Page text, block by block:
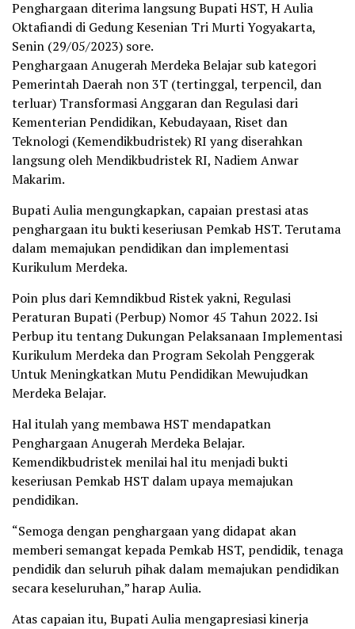
Penghargaan diterima langsung Bupati HST, H Aulia
Oktafiandi di Gedung Kesenian Tri Murti Yogyakarta,
Senin (29/05/2023) sore.
Penghargaan Anugerah Merdeka Belajar sub kategori
Pemerintah Daerah non 3T (tertinggal, terpencil, dan
terluar) Transformasi Anggaran dan Regulasi dari
Kementerian Pendidikan, Kebudayaan, Riset dan
Teknologi (Kemendikbudristek) RI yang diserahkan
langsung oleh Mendikbudristek RI, Nadiem Anwar
Makarim.
Bupati Aulia mengungkapkan, capaian prestasi atas
penghargaan itu bukti keseriusan Pemkab HST. Terutama
dalam memajukan pendidikan dan implementasi
Kurikulum Merdeka.
Poin plus dari Kemndikbud Ristek yakni, Regulasi
Peraturan Bupati (Perbup) Nomor 45 Tahun 2022. Isi
Perbup itu tentang Dukungan Pelaksanaan Implementasi
Kurikulum Merdeka dan Program Sekolah Penggerak
Untuk Meningkatkan Mutu Pendidikan Mewujudkan
Merdeka Belajar.
Hal itulah yang membawa HST mendapatkan
Penghargaan Anugerah Merdeka Belajar.
Kemendikbudristek menilai hal itu menjadi bukti
keseriusan Pemkab HST dalam upaya memajukan
pendidikan.
“Semoga dengan penghargaan yang didapat akan
memberi semangat kepada Pemkab HST, pendidik, tenaga
pendidik dan seluruh pihak dalam memajukan pendidikan
secara keseluruhan,” harap Aulia.
Atas capaian itu, Bupati Aulia mengapresiasi kinerja